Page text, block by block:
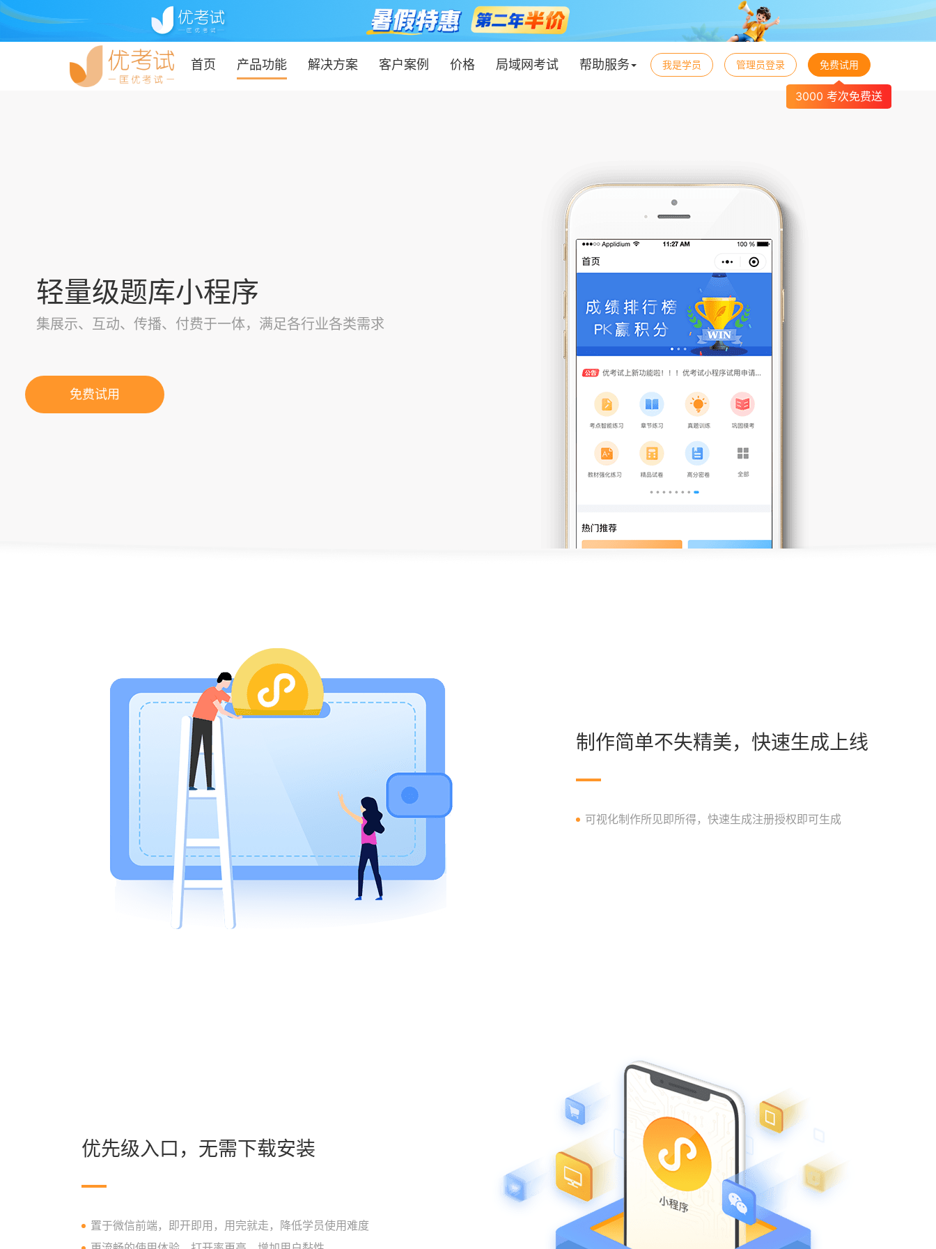
我是学员 管理员登录 免费试用
3000 考次免费送
首页 产品功能 解决方案 客户案例 价格 局域网考试 帮助服务
轻量级题库小程序
集展示、互动、传播、付费于一体，满足各行业各类需求
免费试用
制作简单不失精美，快速生成上线
可视化制作所见即所得，快速生成注册授权即可生成
优先级入口，无需下载安装
置于微信前端，即开即用，用完就走，降低学员使用难度